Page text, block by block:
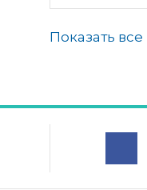
Показать все